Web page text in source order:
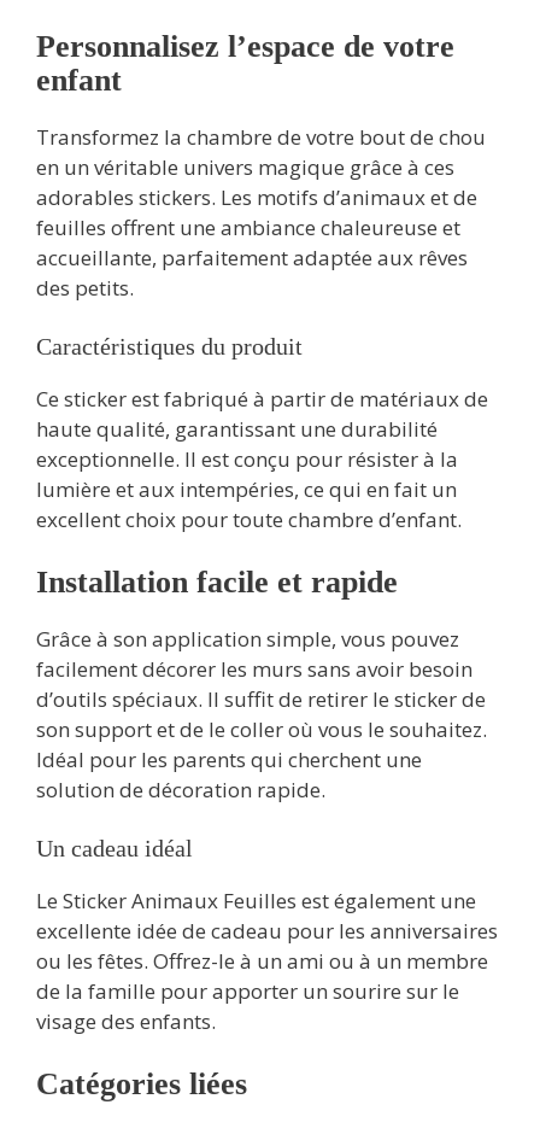
Personnalisez l’espace de votre
enfant
Transformez la chambre de votre bout de chou
en un véritable univers magique grâce à ces
adorables stickers. Les motifs d’animaux et de
feuilles offrent une ambiance chaleureuse et
accueillante, parfaitement adaptée aux rêves
des petits.
Caractéristiques du produit
Ce sticker est fabriqué à partir de matériaux de
haute qualité, garantissant une durabilité
exceptionnelle. Il est conçu pour résister à la
lumière et aux intempéries, ce qui en fait un
excellent choix pour toute chambre d’enfant.
Installation facile et rapide
Grâce à son application simple, vous pouvez
facilement décorer les murs sans avoir besoin
d’outils spéciaux. Il suffit de retirer le sticker de
son support et de le coller où vous le souhaitez.
Idéal pour les parents qui cherchent une
solution de décoration rapide.
Un cadeau idéal
Le Sticker Animaux Feuilles est également une
excellente idée de cadeau pour les anniversaires
ou les fêtes. Offrez-le à un ami ou à un membre
de la famille pour apporter un sourire sur le
visage des enfants.
Catégories liées